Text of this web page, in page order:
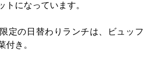
トになっています。
定の日替わりランチは、ビュッフ
付き。